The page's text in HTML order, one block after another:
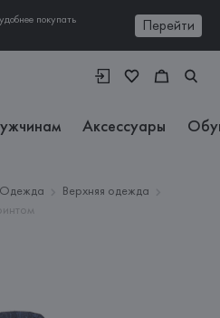
покупать
Перейти
Аксессуары
Одежда
Верхняя одежда